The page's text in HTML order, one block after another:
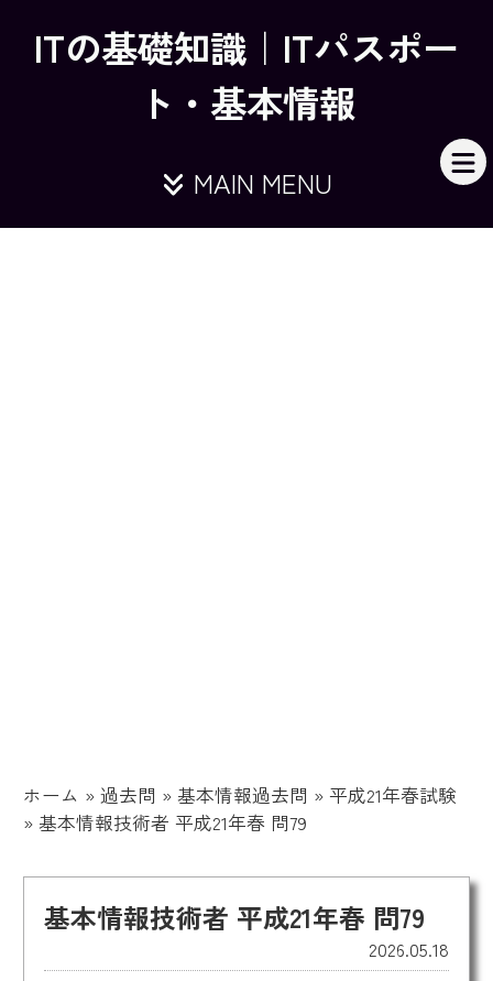
ITの基礎知識｜ITパスポー
ト・基本情報
MAIN MENU
ホーム » 過去問 » 基本情報過去問 » 平成21年春試験
»基本情報技術者 平成21年春 問79
基本情報技術者 平成21年春 問79
2026.05.18